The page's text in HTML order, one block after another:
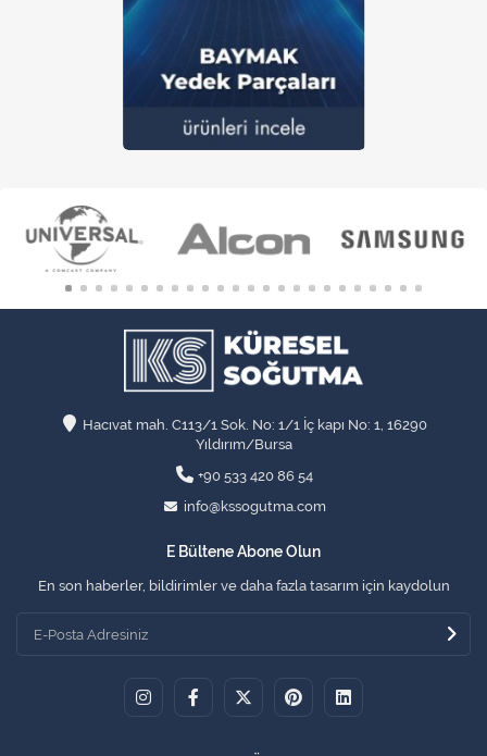
Hacıvat mah. C113/1 Sok. No: 1/1 İç kapı No: 1, 16290
Yıldırım/Bursa
+90 533 420 86 54
info@kssogutma.com
E Bültene Abone Olun
En son haberler, bildirimler ve daha fazla tasarım için kaydolun